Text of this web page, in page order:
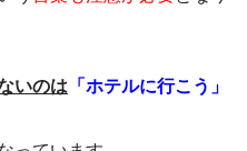
いのは 「ホテルに行こう」